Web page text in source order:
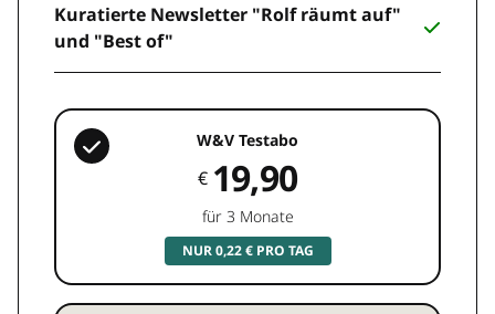
Kuratierte Newsletter "Rolf räumt auf"
und "Best of"
W&V Testabo
€ 19,90
für 3 Monate
NUR 0,22 € PRO TAG